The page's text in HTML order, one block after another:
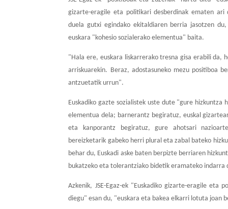
e
b
o
k
t
t
e
k
e
d
n
t
s
A
p
t
e
r
s
t
p
a
r
i
r
gizarte-eragile eta politikari desberdinak ematen ari
duela gutxi egindako ekitaldiaren berria jasotzen
euskara "kohesio sozialerako elementua" baita.
"Hala ere, euskara liskarrerako tresna gisa erabili da,
arriskuarekin. Beraz, adostasuneko mezu positiboa
antzuetatik urrun".
Euskadiko gazte sozialistek uste dute "gure
elementua dela; barnerantz begiratuz, euskal
eta kanporantz begiratuz, gure ahotsari
bereizketarik gabeko herri plural eta zabal bateko
behar du, Euskadi aske baten berpizte berriaren
bukatzeko eta tolerantziako bidetik eramateko indarra
Azkenik, JSE-Egaz-ek "Euskadiko gizarte-eragile
diegu" esan du, "euskara eta bakea elkarri lotuta joan